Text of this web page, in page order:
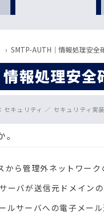
› SMTP-AUTH｜情報処理安
報処理安
セキュリティ ／ セキュリティ実
ら管理外ネットワー
ーバが送信元ドメイン
ルサーバへの電子メー